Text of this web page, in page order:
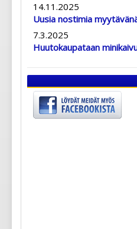
14.11.2025
Uusia nostimia
7.3.2025
Huutokaupataan